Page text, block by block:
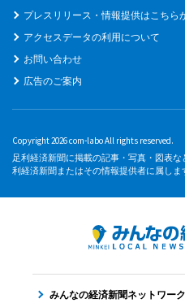
プレスリリース・情報提供はこちら
アクセスデータの利用について
お問い合わせ
広告のご案内
Copyright 2026 com-labo All rights reserved.
足利経済新聞に掲載の記事・写真・図表
利経済新聞またはその情報提供者に属しま
みんなの経済新聞ネットワーク